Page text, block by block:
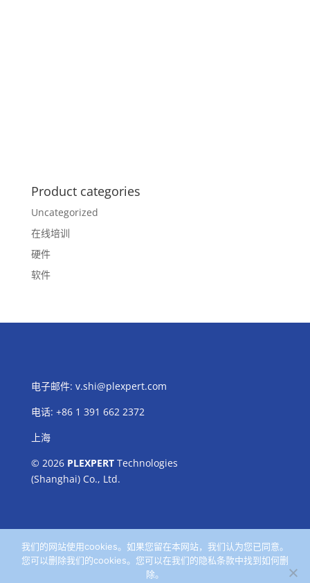
Product categories
Uncategorized
在线培训
硬件
软件
电子邮件: v.shi@plexpert.com
电话: +86 1 391 662 2372
上海
© 2026 PLEXPERTTechnologies
(Shanghai) Co., Ltd.
我们的网站使用cookies。如果您留在本网站，我们认为您已同意。
您可以删除我们的cookies。您可以在我们的隐私条款中找到如何删
除。